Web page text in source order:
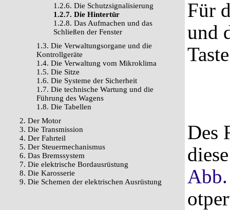
1.2.6. Die Schutzsignalisierung
1.2.7. Die Hintertür
1.2.8. Das Aufmachen und das
Schließen der Fenster
1.3. Die Verwaltungsorgane und die
Kontrollgeräte
1.4. Die Verwaltung vom Mikroklima
1.5. Die Sitze
1.6. Die Systeme der Sicherheit
1.7. Die technische Wartung und die
Führung des Wagens
1.8. Die Tabellen
2. Der Motor
3. Die Transmission
4. Der Fahrteil
5. Der Steuermechanismus
6. Das Bremssystem
7. Die elektrische Bordausrüstung
8. Die Karosserie
9. Die Schemen der elektrischen Ausrüstung
Für
und
Taste
Des